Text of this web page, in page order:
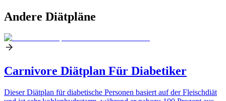
Andere Diätpläne
Carnivore Diätplan Für Diabetiker
Dieser Diätplan für diabetische Personen basiert auf der Fleischdiät